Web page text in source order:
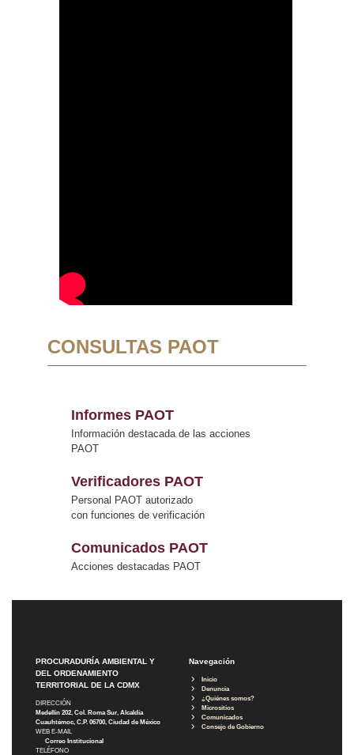
CONSULTAS PAOT
Informes PAOT
Información destacada de las acciones
PAOT
Verificadores PAOT
Personal PAOT autorizado
con funciones de verificación
Comunicados PAOT
Acciones destacadas PAOT
PROCURADURÍA AMBIENTAL Y
DEL ORDENAMIENTO
TERRITORIAL DE LA CDMX
DIRECCIÓN
Medellín 202, Col. Roma Sur, Alcaldía
Cuauhtémoc, C.P. 06700, Ciudad de México
WEB E-MAIL
Correo Institucional
TELÉFONO
Navegación
Inicio
Denuncia
¿Quiénes somos?
Micrositios
Comunicados
Consejo de Gobierno